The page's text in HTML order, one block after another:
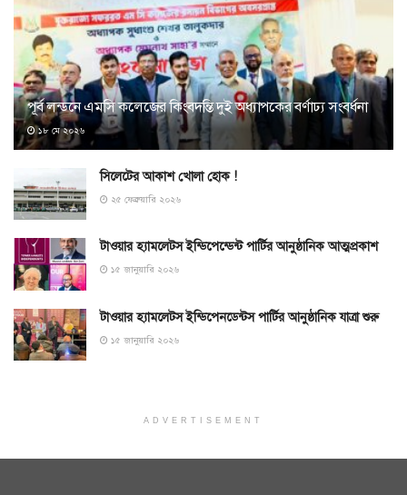
পূর্ব লন্ডনে এমসি কলেজের কিংবদন্তি দুই অধ্যাপকের বর্ণাঢ্য সংবর্ধনা
১৮ মে ২০২৬
সিলেটের আকাশ খোলা হোক !
২৫ ফেব্রুয়ারি ২০২৬
টাওয়ার হ্যামলেটস ইন্ডিপেন্ডেন্ট পার্টির আনুষ্ঠানিক আত্মপ্রকাশ
১৫ জানুয়ারি ২০২৬
টাওয়ার হ্যামলেটস ইন্ডিপেনডেন্টস পার্টির আনুষ্ঠানিক যাত্রা শুরু
১৫ জানুয়ারি ২০২৬
ADVERTISEMENT